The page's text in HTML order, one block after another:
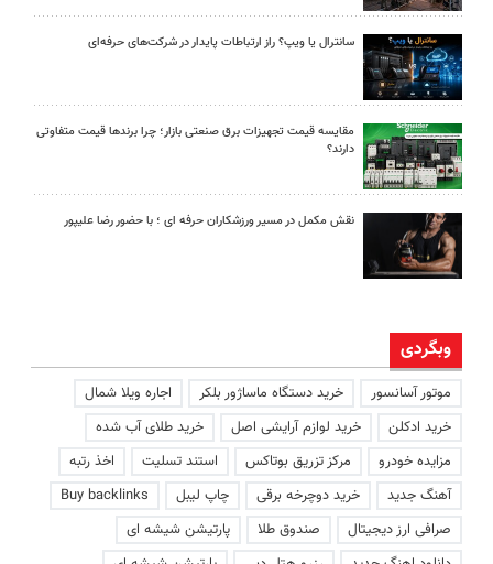
سانترال یا ویپ؟ راز ارتباطات پایدار در شرکت‌های حرفه‌ای
مقایسه قیمت تجهیزات برق صنعتی بازار؛ چرا برندها قیمت متفاوتی
دارند؟
نقش مکمل در مسیر ورزشکاران حرفه ای ؛ با حضور رضا علیپور
وبگردی
موتور آسانسور خرید دستگاه ماساژور بلکر
اجاره ویلا شمال
خرید ادکلن
خرید لوازم آرایشی اصل
خرید طلای آب شده
مزایده خودرو
مرکز تزریق بوتاکس استند تسلیت
اخذ رتبه
آهنگ جدید
خرید دوچرخه برقی چاپ لیبل
Buy backlinks
صرافی ارز دیجیتال
صندوق طلا
پارتیشن شیشه ای